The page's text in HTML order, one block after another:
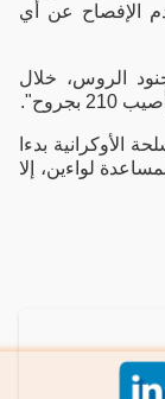
عن أي
الروس، خلال
الأوكرانية بدءا
لواءين، إلا